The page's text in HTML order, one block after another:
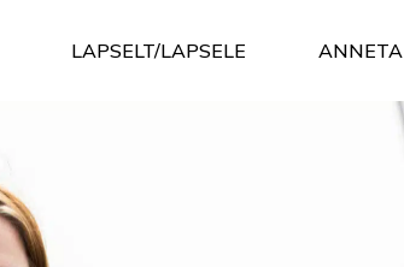
LAPSELT/LAPSELE ANNETA